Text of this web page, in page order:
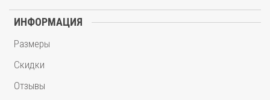
ИНФОРМАЦИЯ
Размеры
Скидки
Отзывы